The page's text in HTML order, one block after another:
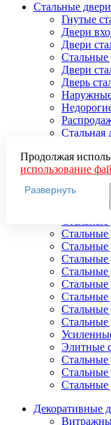
Стальные двери
Гнутые
Двери
Двери
Стальные
Двери
Дверь
Наружные
Стальная
Стальные
Стальные
Стальные
Стальные
Стальные
Стальные
Стальные
Стальные
Стальные
Стальные
Элитные
Декоративные
Продолжая
использование
местоположении,
для
использования
Яндекс.Метрика),
обработки
Если вы не
настройте
Развернуть